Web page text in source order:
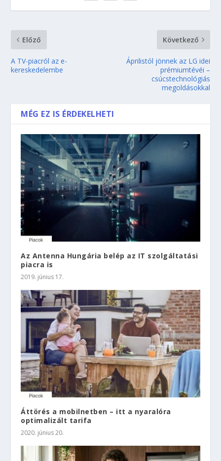
Előző
A TV-piacról az e-
kereskedelembe
Következő
Áprilistól jönnek az LG idei
prémiumtévéi –
csúcstechnológiás
megoldásokkal
MÉG EZ IS ÉRDEKELHETI
Az Antenna Hungária belép az IT szolgáltatási
piacra is
2019. június 17.
Áttörés a mobilnetben – itt a nyaralóra
optimalizált tarifa
2020. június 20.